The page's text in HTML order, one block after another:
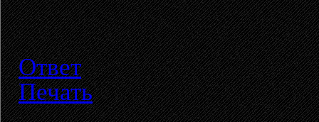
Ответ
Печать